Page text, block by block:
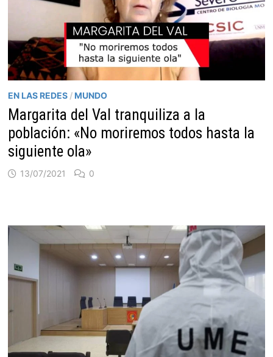
EN LAS REDES / MUNDO
Margarita del Val tranquiliza a la
población: «No moriremos todos hasta la
siguiente ola»
13/07/2021 0